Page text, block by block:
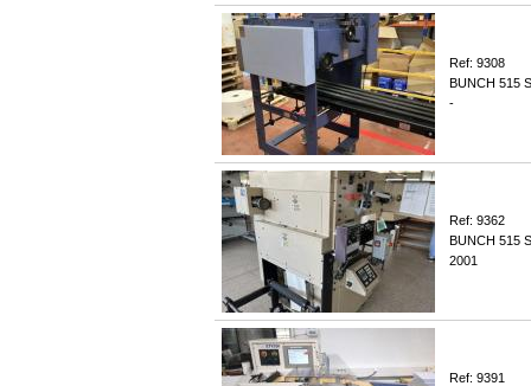
Ref: 9308
BUNCH 515
-
Ref: 9362
BUNCH 515
2001
Ref: 9391